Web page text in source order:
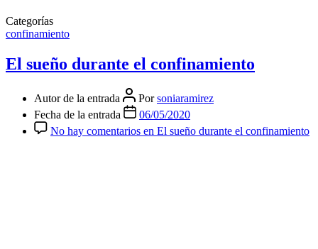
Categorías
confinamiento
El sueño durante el confinamiento
Autor de la entrada Porsoniaramirez
Fecha de la entrada
06/05/2020
No hay comentarios en El sueño durante el confinamiento